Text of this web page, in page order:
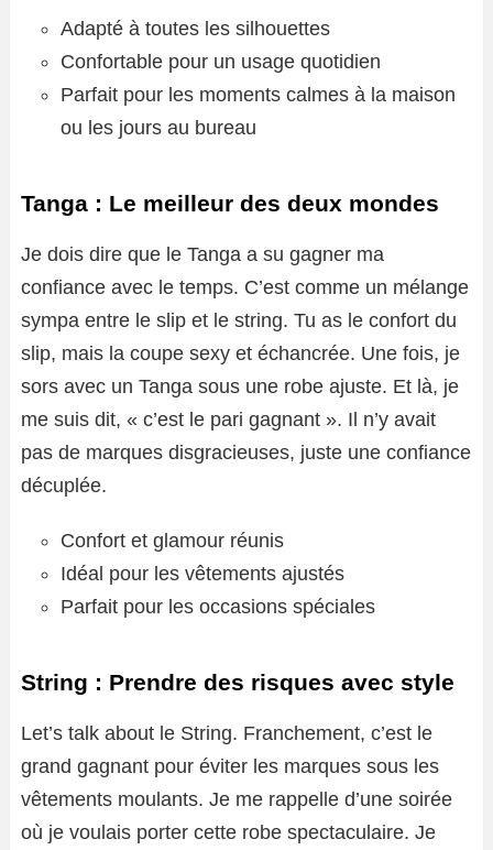
Adapté à toutes les silhouettes
Confortable pour un usage quotidien
Parfait pour les moments calmes à la maison
ou les jours au bureau
Tanga : Le meilleur des deux mondes
Je dois dire que le Tanga a su gagner ma
confiance avec le temps. C’est comme un mélange
sympa entre le slip et le string. Tu as le confort du
slip, mais la coupe sexy et échancrée. Une fois, je
sors avec un Tanga sous une robe ajuste. Et là, je
me suis dit, « c’est le pari gagnant ». Il n’y avait
pas de marques disgracieuses, juste une confiance
décuplée.
Confort et glamour réunis
Idéal pour les vêtements ajustés
Parfait pour les occasions spéciales
String : Prendre des risques avec style
Let’s talk about le String. Franchement, c’est le
grand gagnant pour éviter les marques sous les
vêtements moulants. Je me rappelle d’une soirée
où je voulais porter cette robe spectaculaire. Je